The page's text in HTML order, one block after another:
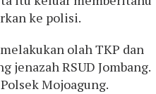
ke polisi.
olah TKP dan
jenazah RSUD Jombang.
Mojoagung.